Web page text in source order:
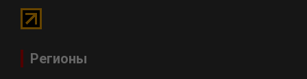
Регионы